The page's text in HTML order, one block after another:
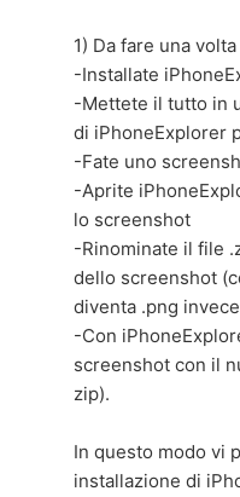
1) Da fare una
-Installate
-Mettete il tutto in
di iPhoneExplorer
-Fate uno
-Aprite
lo screenshot
-Rinominate il file
dello screenshot
diventa .png
-Con
screenshot con il
zip).
In questo modo vi
installazione di